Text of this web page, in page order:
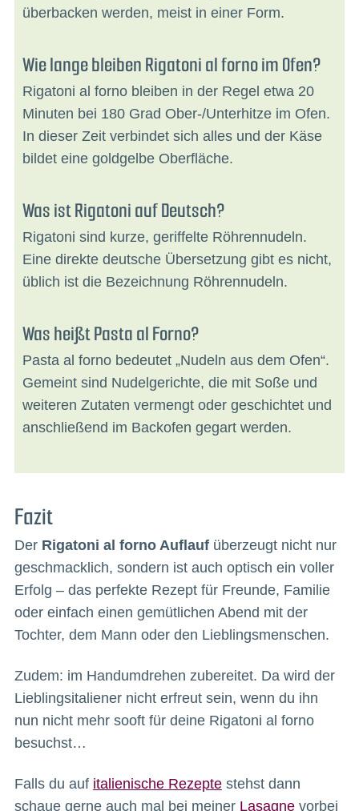
überbacken werden, meist in einer Form.
Wie lange bleiben Rigatoni al forno im Ofen?
Rigatoni al forno bleiben in der Regel etwa 20
Minuten bei 180 Grad Ober-/Unterhitze im Ofen.
In dieser Zeit verbindet sich alles und der Käse
bildet eine goldgelbe Oberfläche.
Was ist Rigatoni auf Deutsch?
Rigatoni sind kurze, geriffelte Röhrennudeln.
Eine direkte deutsche Übersetzung gibt es nicht,
üblich ist die Bezeichnung Röhrennudeln.
Was heißt Pasta al Forno?
Pasta al forno bedeutet „Nudeln aus dem Ofen“.
Gemeint sind Nudelgerichte, die mit Soße und
weiteren Zutaten vermengt oder geschichtet und
anschließend im Backofen gegart werden.
Fazit
Der Rigatoni al forno Auflaufüberzeugt nicht nur
geschmacklich, sondern ist auch optisch ein voller
Erfolg – das perfekte Rezept für Freunde, Familie
oder einfach einen gemütlichen Abend mit der
Tochter, dem Mann oder den Lieblingsmenschen.
Zudem: im Handumdrehen zubereitet. Da wird der
Lieblingsitaliener nicht erfreut sein, wenn du ihn
nun nicht mehr sooft für deine Rigatoni al forno
besuchst…
Falls du auf italienische Rezeptestehst dann
schaue gerne auch mal bei meiner Lasagnevorbei